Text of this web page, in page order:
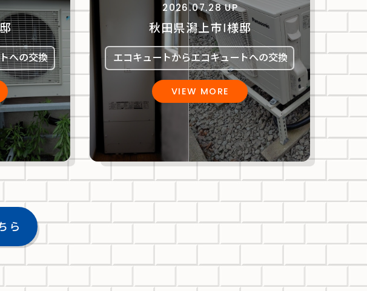
への交換
2026.07.28 UP
秋田県潟上市Ⅰ様邸
エコキュートからエコキュートへの交換
VIEW MORE
ら